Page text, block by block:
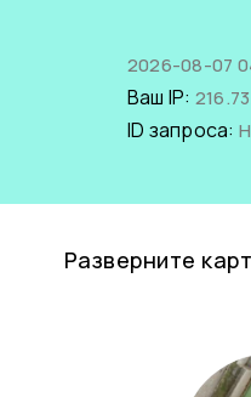
2026-08-07
Ваш IP:
ID запроса:
Разверните